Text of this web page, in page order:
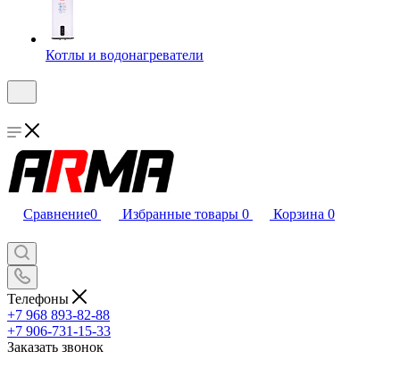
Котлы и водонагреватели
Сравнение0 Избранные товары 0 Корзина 0
Телефоны
+7 968 893-82-88
+7 906-731-15-33
Заказать звонок